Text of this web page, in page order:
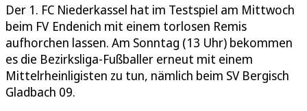
Der 1. FC Niederkassel hat im Testspiel am Mittwoch
beim FV Endenich mit einem torlosen Remis
aufhorchen lassen. Am Sonntag (13 Uhr) bekommen
es die Bezirksliga-Fußballer erneut mit einem
Mittelrheinligisten zu tun, nämlich beim SV Bergisch
Gladbach 09.